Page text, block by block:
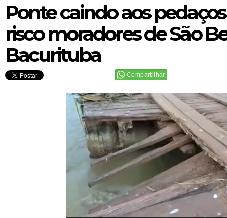
Ponte caindo aos
risco moradores de São
Bacurituba
Compartilhar